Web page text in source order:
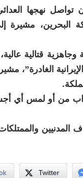
تواصل نهجها
البحرين، مشيرة
وجاهزية قتالية
الغادرة”،
من أو لمس أي
Twitter